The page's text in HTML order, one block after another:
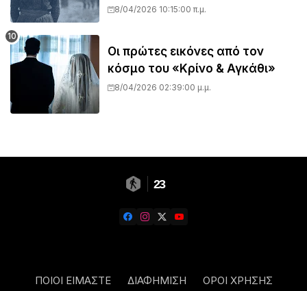
τηλεοπτική σειρά
8/04/2026 10:15:00 π.μ.
Οι πρώτες εικόνες από τον
κόσμο του «Κρίνο & Αγκάθι»
8/04/2026 02:39:00 μ.μ.
23
ΠΟΙΟΙ ΕΙΜΑΣΤΕ ΔΙΑΦΗΜΙΣΗ ΟΡΟΙ ΧΡΗΣΗΣ